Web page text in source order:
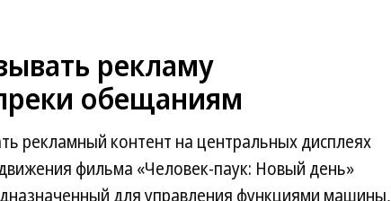
рекламу
обещаниям
рекламный контент на центральных дисплеях
фильма «Человек-паук: Новый день»
для управления функциями машины,